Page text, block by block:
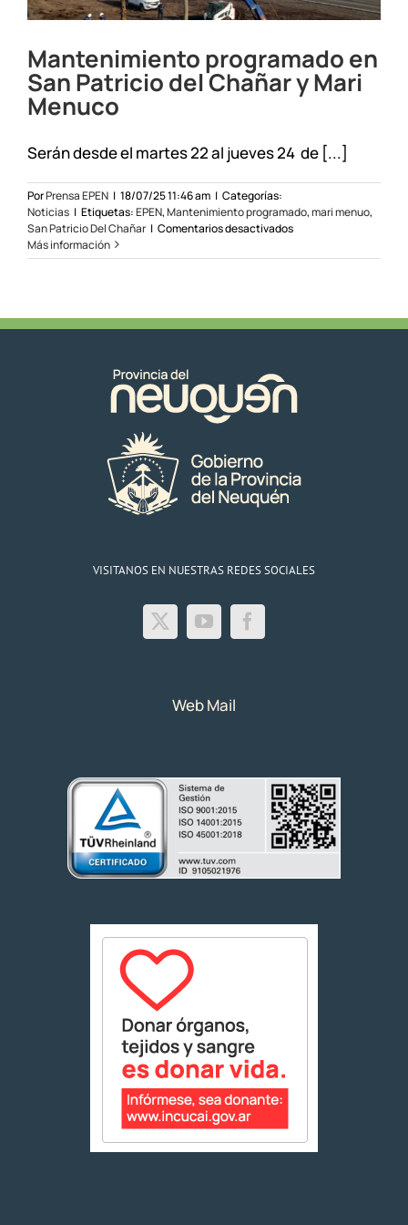
Mantenimiento programado en
San Patricio del Chañar y Mari
Menuco
Serán desde el martes 22 al jueves 24 de [...]
PorPrensa EPEN | 18/07/25 11:46 am | Categorías:
Noticias | Etiquetas:EPEN,Mantenimiento programado,mari menuo,
San Patricio Del Chañar | Comentarios desactivadosen
programado
del
Menuco
Más información
VISITANOS EN NUESTRAS REDES SOCIALES
Web Mail